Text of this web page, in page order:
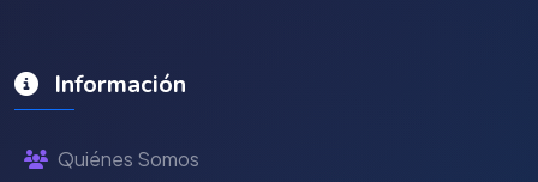
Información
Quiénes Somos